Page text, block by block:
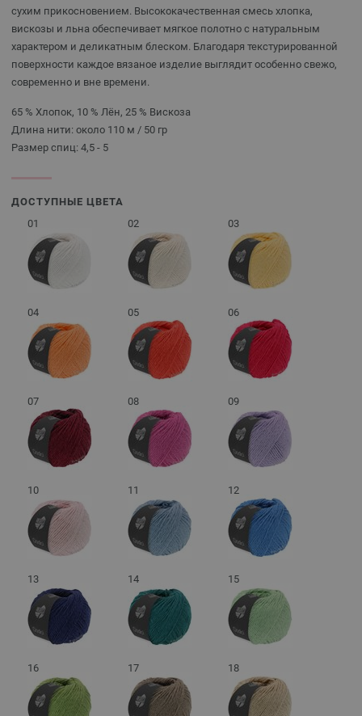
сухим прикосновением. Высококачественная смесь хлопка,
вискозы и льна обеспечивает мягкое полотно с натуральным
характером и деликатным блеском. Благодаря текстурированной
поверхности каждое вязаное изделие выглядит особенно свежо,
современно и вне времени.
65 % Хлопок, 10 % Лён, 25 % Вискоза
Длина нити: около 110 м / 50 гр
Размер спиц: 4,5 - 5
ДОСТУПНЫЕ ЦВЕТА
01
02 03
04 05 06
07 08 09
10 11 12
13 14 15
16 17 18